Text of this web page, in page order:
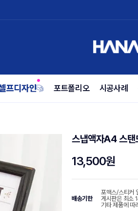
포트폴리오 시공사례
스냅액자A4 스탠
13,500원
배송기한
포맥스/스티커
게시판은 최소
기타 제품에 따